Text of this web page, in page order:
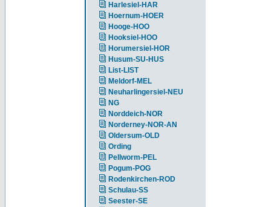
Harlesiel-HAR
Hoernum-HOER
Hooge-HOO
Hooksiel-HOO
Horumersiel-HOR
Husum-SU-HUS
List-LIST
Meldorf-MEL
Neuharlingersiel-NEU
NG
Norddeich-NOR
Norderney-NOR-AN
Oldersum-OLD
Ording
Pellworm-PEL
Pogum-POG
Rodenkirchen-ROD
Schulau-SS
Seester-SE